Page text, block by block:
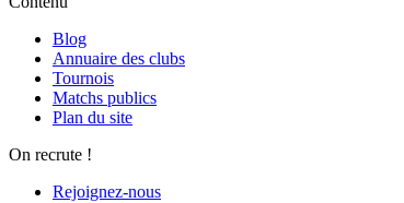
Blog
Annuaire des clubs
Tournois
Matchs publics
Plan du site
On recrute !
Rejoignez-nous